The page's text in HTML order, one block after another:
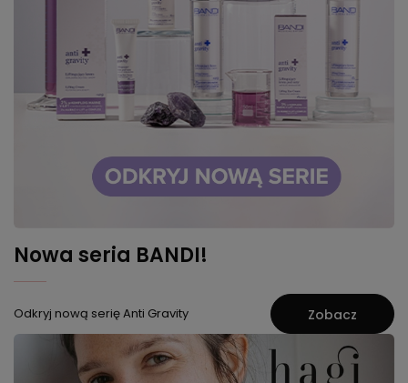
Nowa seria BANDI!
Odkryj nową serię Anti Gravity Zobacz